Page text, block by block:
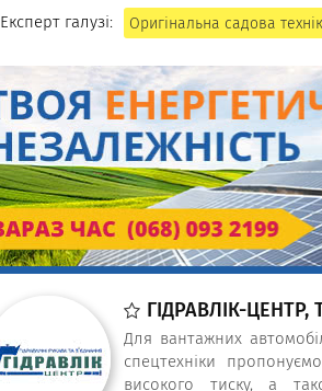
Експерт галузі: Оригінальна садова
ГІДРАВЛІК-ЦЕНТР,
Для вантажних
спецтехніки
високого тиску, а